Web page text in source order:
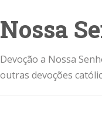
Nossa
Devoção a Nossa
outras devoções